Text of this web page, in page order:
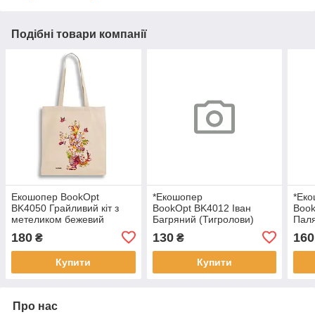
Подібні товари компанії
Екошопер BookOpt
BK4050 Грайливий кіт з
метеликом бежевий
180 ₴
Купити
*Екошопер
BookOpt BK4012 Іван
Багряний (Тигролови)
щастя" бежевий
130₴
Купити
160
Про нас